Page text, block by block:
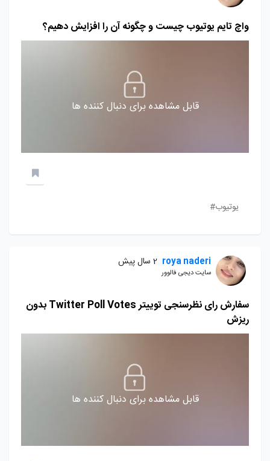
واچ تایم یوتیوب چیست و چگونه آن را افزایش دهیم؟
قابل مشاهده برای دنبال کننده ها
یوتیوب#
roya naderi 2 سال پیش
سایت دیجی فالوور
سفارش رای نظرسنجی توییتر Twitter Poll Votes بدون
ریزش
قابل مشاهده برای دنبال کننده ها